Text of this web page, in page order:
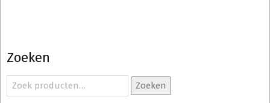
kan
gekozen
Zoeken
Zoeken
naar:
Zoeken